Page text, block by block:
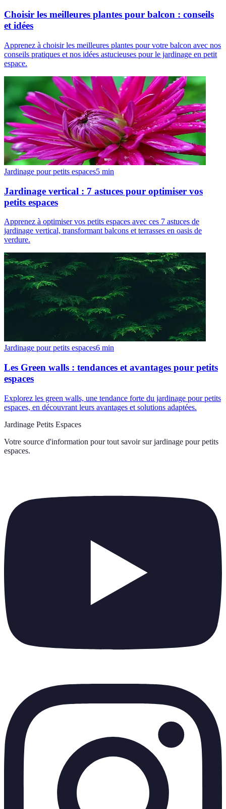
Choisir les meilleures plantes pour balcon : conseils
et idées
Apprenez à choisir les meilleures plantes pour votre balcon avec nos
conseils pratiques et nos idées astucieuses pour le jardinage en petit
espace.
Jardinage pour petits espaces5 min
Jardinage vertical : 7 astuces pour optimiser vos
petits espaces
Apprenez à optimiser vos petits espaces avec ces 7 astuces de
jardinage vertical, transformant balcons et terrasses en oasis de
verdure.
Jardinage pour petits espaces6 min
Les Green walls : tendances et avantages pour petits
espaces
Explorez les green walls, une tendance forte du jardinage pour petits
espaces, en découvrant leurs avantages et solutions adaptées.
Jardinage Petits Espaces
Votre source d'information pour tout savoir sur jardinage pour petits
espaces.